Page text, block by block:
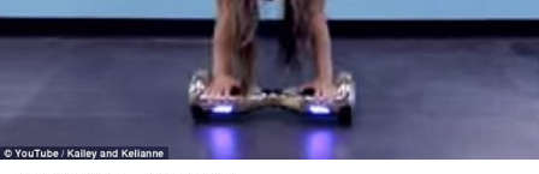
Videa
Sledujte prima+